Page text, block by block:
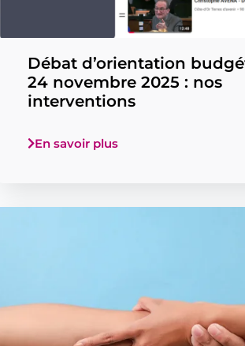
Débat d’orientation
24 novembre 2025 : nos
interventions
En savoir plus